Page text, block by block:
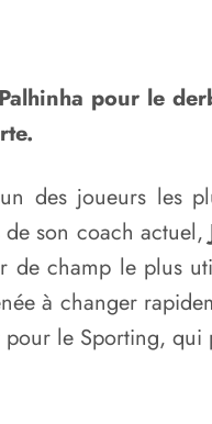
pour le
des joueurs les
son coach actuel,
de champ le plus
à changer
le Sporting,